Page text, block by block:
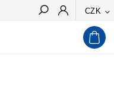
CZK
Hledat